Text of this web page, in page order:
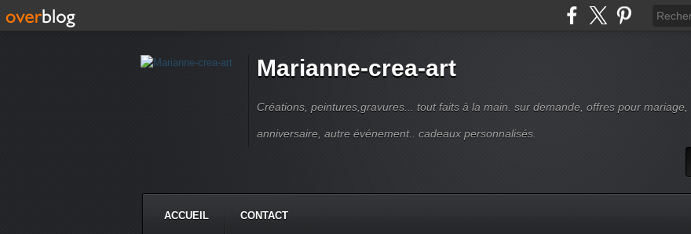
Marianne-crea-art
Créations, peintures,gravures... tout faits à la main. sur demande, offres pour mariage,
anniversaire, autre événement.. cadeaux personnalisés.
ACCUEIL CONTACT